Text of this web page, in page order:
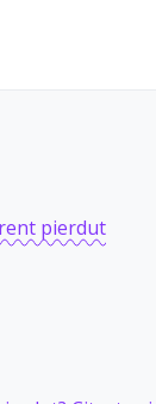
pierdut